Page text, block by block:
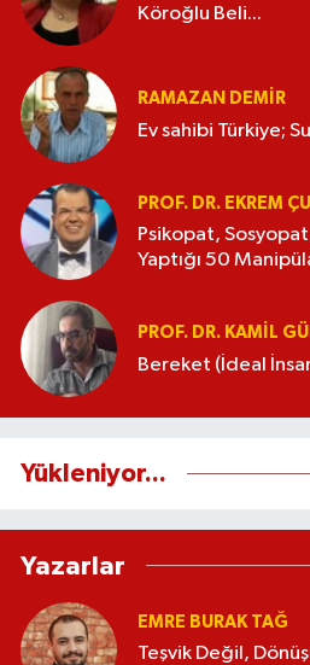
Köroğlu Beli...
RAMAZAN DEMİR
Ev sahibi Türkiye;
PROF. DR. EKREM
Psikopat,
Yaptığı 50
PROF. DR. KAMIL
Bereket (İdeal
Yükleniyor...
Yazarlar
EMRE BURAK TAĞ
Teşvik Değil,